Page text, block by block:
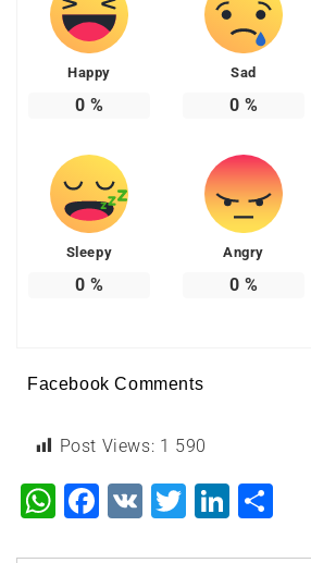
Happy
0 %
Sad
0 %
Sleepy
0 %
Angry
0 %
Facebook Comments
Post Views: 1 590
WhatsApp
Facebook
VK Twitter